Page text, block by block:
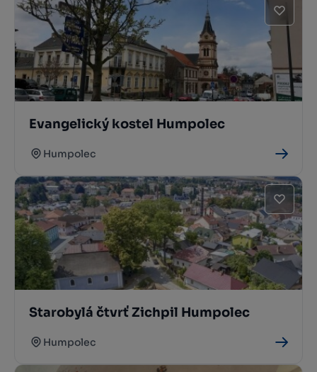
Evangelický kostel Humpolec
Humpolec
Starobylá čtvrť Zichpil Humpolec
Humpolec